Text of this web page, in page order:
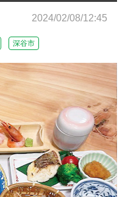
2024/02/08/12:45
深谷市